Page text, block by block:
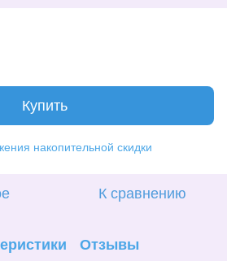
Купить
накопительной скидки
К сравнению
Отзывы